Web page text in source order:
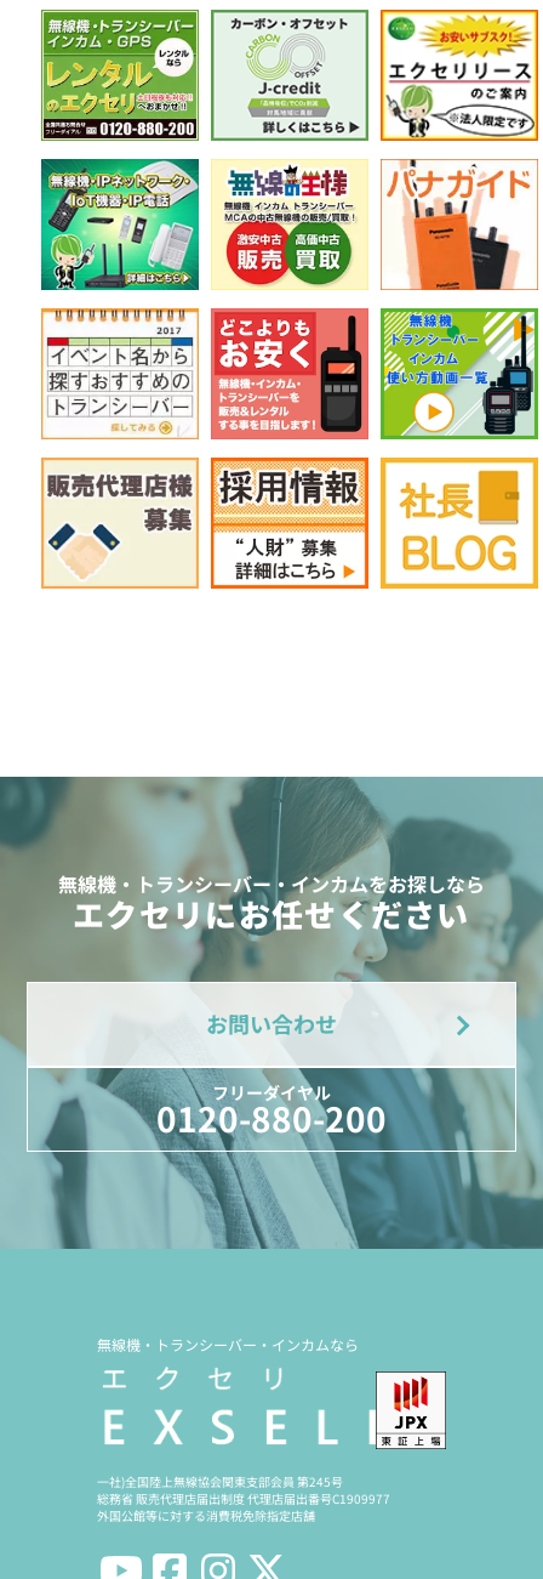
無線機・トランシーバー・インカムをお探しなら
エクセリにお任せください
お問い合わせ
フリーダイヤル
0120-880-200
無線機・トランシーバー・インカムなら
一社)全国陸上無線協会関東支部会員 第245号
総務省 販売代理店届出制度 代理店届出番号C1909977
外国公館等に対する消費税免除指定店舗